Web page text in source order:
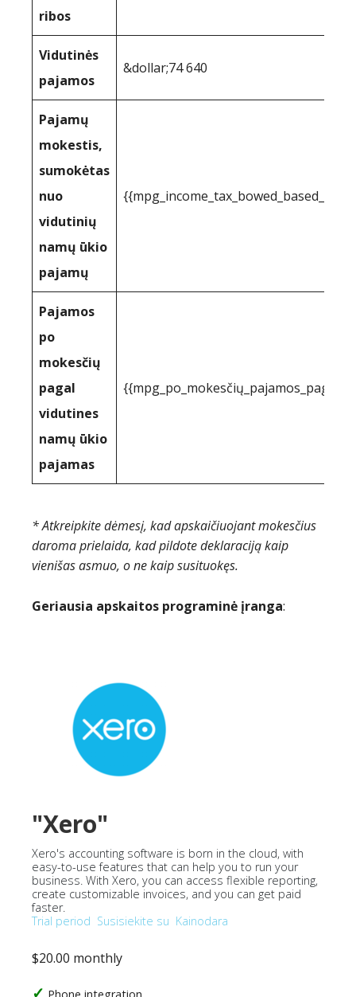
ribos
Vidutinės
pajamos
&dollar;74 640
Pajamų
mokestis,
sumokėtas
nuo
vidutinių
namų ūkio
pajamų
Pajamos
po
mokesčių
pagal
vidutines
namų ūkio
pajamas
* Atkreipkite dėmesį, kad apskaičiuojant mokesčius
daroma prielaida, kad pildote deklaraciją kaip
vienišas asmuo, o ne kaip susituokęs.
Geriausia apskaitos programinė įranga:
"Xero"
Xero's accounting software is born in the cloud, with
easy-to-use features that can help you to run your
business. With Xero, you can access flexible reporting,
create customizable invoices, and you can get paid
faster.
Trial period Susisiekite su Kainodara
$20.00 monthly